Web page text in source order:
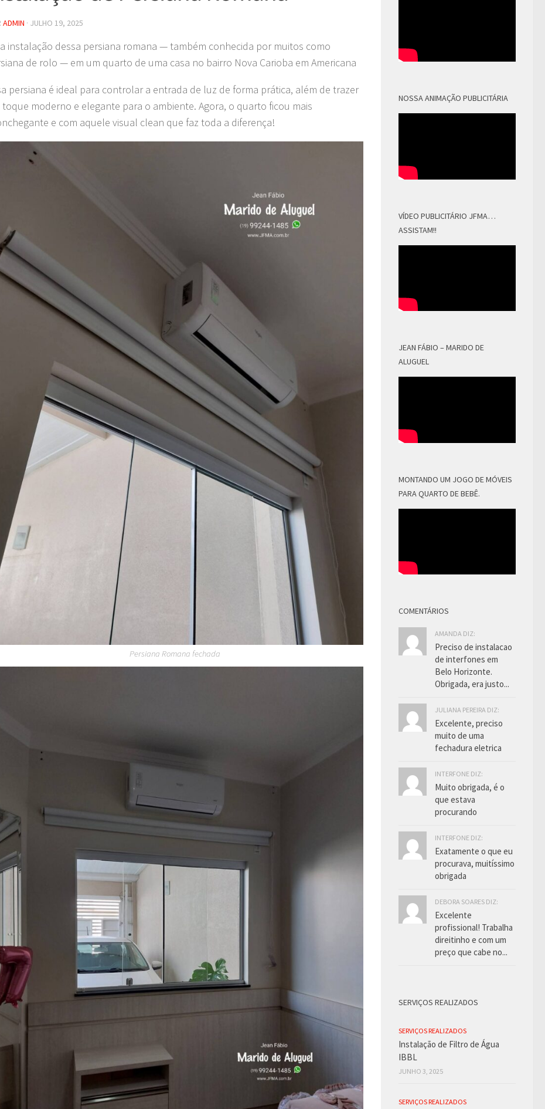
ADMIN · JULHO 19, 2025
a instalação dessa persiana romana — também conhecida por muitos como
de rolo — em um quarto de uma casa no bairro Nova Carioba em Americana
persiana é ideal para controlar a entrada de luz de forma prática, além de trazer
toque moderno e elegante para o ambiente. Agora, o quarto ficou mais
e com aquele visual clean que faz toda a diferença!
Persiana Romana fechada
NOSSA ANIMAÇÃO PUBLICITÁRIA
VÍDEO PUBLICITÁRIO JFMA…
ASSISTAM!!
JEAN FÁBIO – MARIDO DE
ALUGUEL
MONTANDO UM JOGO DE MÓVEIS
PARA QUARTO DE BEBÊ.
COMENTÁRIOS
AMANDA DIZ:
Preciso de instalacao
de interfones em
Belo Horizonte.
Obrigada, era justo...
JULIANA PEREIRA DIZ:
Excelente, preciso
muito de uma
fechadura eletrica
INTERFONE DIZ:
Muito obrigada, é o
que estava
procurando
INTERFONE DIZ:
Exatamente o que eu
procurava, muitíssimo
obrigada
DEBORA SOARES DIZ:
Excelente
profissional! Trabalha
direitinho e com um
preço que cabe no...
SERVIÇOS REALIZADOS
SERVIÇOS REALIZADOS
Instalação de Filtro de Água
IBBL
JUNHO 3, 2025
SERVIÇOS REALIZADOS